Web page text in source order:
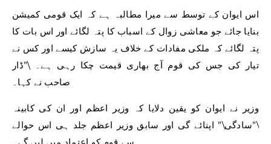
اس ایوان کے توسط سے میرا مطالبہ ہے کہ ایک قومی کمیشن
بنایا جائے جو معاشی زوال کے اسباب کا پتہ لگائے اور اس بات کا
پتہ لگائے کہ ملکی مفادات کے خلاف یہ سازش کیسے اور کس نے
تیار کی جس کی قوم آج بھاری قیمت چکا رہی ہے۔ \”ڈار
صاحب نے کہا۔
وزیر نے ایوان کو یقین دلایا کہ وزیر اعظم اور ان کی کابینہ
\”سادگی\” اپنائے گی اور سابق وزیر اعظم جلد ہی اس حوالے